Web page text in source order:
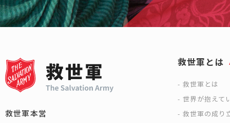
救世軍本営
救世軍とは
救世軍とは
世界が抱えて
救世軍の成り